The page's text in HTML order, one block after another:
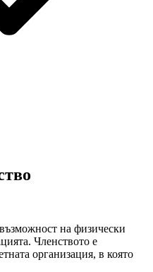
на физически
Членството е
организация, в която